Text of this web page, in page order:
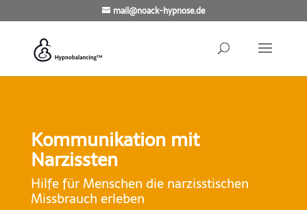
mail@noack-hypnose.de
Kommunikation mit
Narzissten
Hilfe für Menschen die narzisstischen
Missbrauch erleben